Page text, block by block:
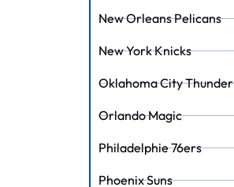
New Orleans Pelicans
New York Knicks
Oklahoma City Thunder
Orlando Magic
Philadelphie 76ers
Phoenix Suns